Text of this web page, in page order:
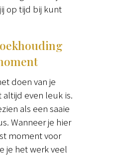
op tijd bij kunt
doen van je
even leuk is.
als een saaie
Wanneer je hier
moment voor
je het werk veel